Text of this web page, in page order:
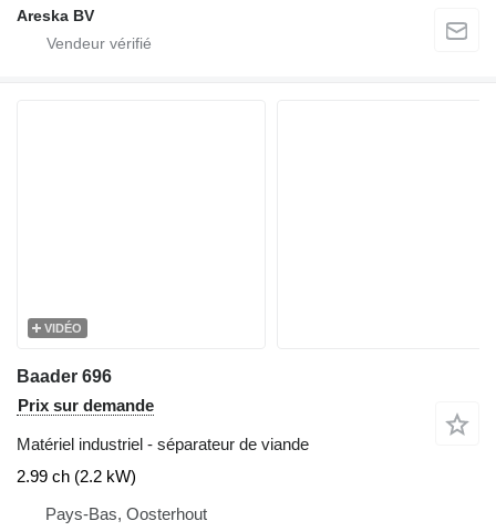
Areska BV
VIDÉO
Baader 696
Prix sur demande
Matériel industriel - séparateur de viande
2.99 ch (2.2 kW)
Pays-Bas, Oosterhout